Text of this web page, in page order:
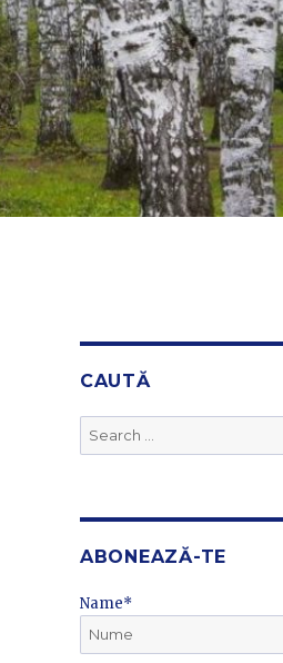
CAUTĂ
Search
for:
ABONEAZĂ-TE
Name*